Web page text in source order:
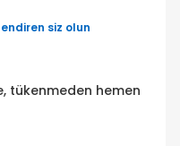
siz olun
tükenmeden hemen